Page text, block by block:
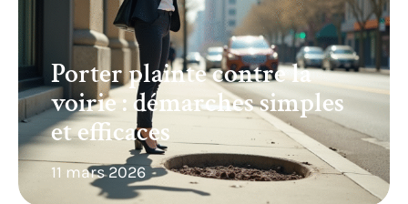
Porter plainte contre la
voirie : démarches simples
et efficaces
11 mars 2026